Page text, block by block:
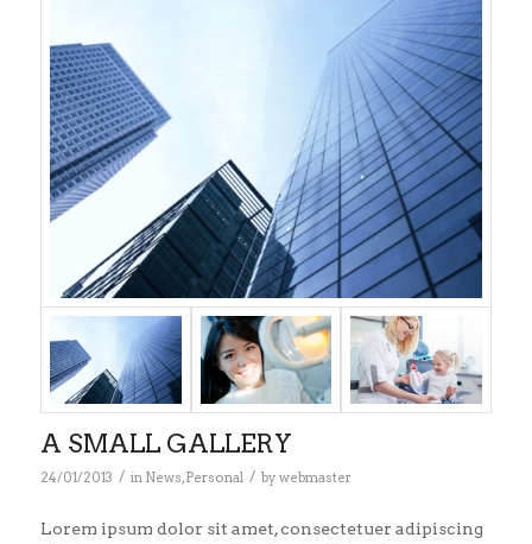
A SMALL GALLERY
24/01/2013 / in News,Personal / by webmaster
Lorem ipsum dolor sit amet, consectetuer adipiscing